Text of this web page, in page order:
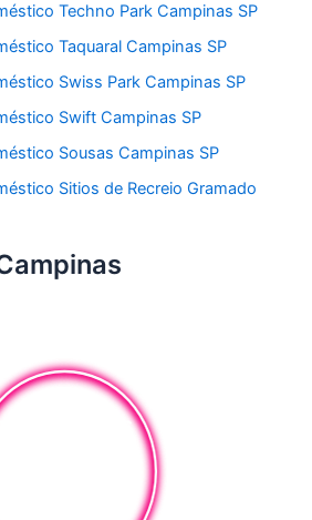
Techno Park Campinas SP
Taquaral Campinas SP
Swiss Park Campinas SP
Swift Campinas SP
Sousas Campinas SP
Sitios de Recreio Gramado